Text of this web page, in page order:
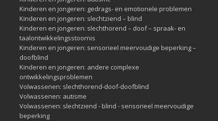
Kinderen en jongeren: gedrags- en emotionele problemen
Kinderen en jongeren: slechtziend – blind
Kinderen en jongeren: slechthorend – doof – spraak- en
taalontwikkelingsstoornis
Kinderen en jongeren: sensorieel meervoudige beperking –
doofblind
Kinderen en jongeren: andere complexe
ontwikkelingsproblemen
Volwassenen: slechthorend-doof-doofblind
Volwassenen: autisme
Volwassenen: slechtziend - blind - sensorieel meervoudige
beperking